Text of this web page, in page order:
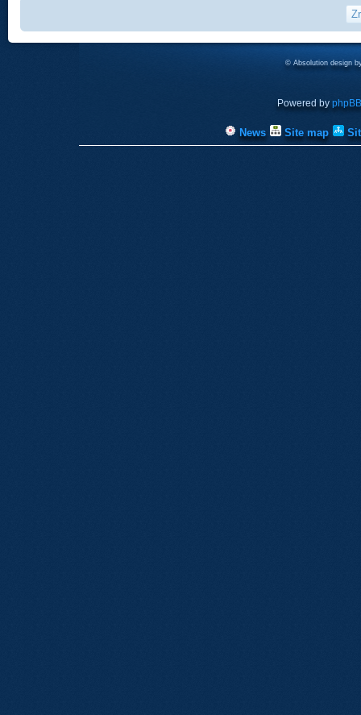
© Absolution design
Powered by phpBB
News Site map